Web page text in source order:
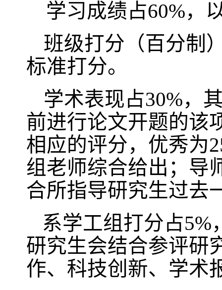
学习成绩占60%，
班级打分（百分制
标准打分。
学术表现占30%，
前进行论文开题的该
相应的评分，优秀为
组老师综合给出；导
合所指导研究生过去
系学工组打分占5%
研究生会结合参评研
作、科技创新、学术